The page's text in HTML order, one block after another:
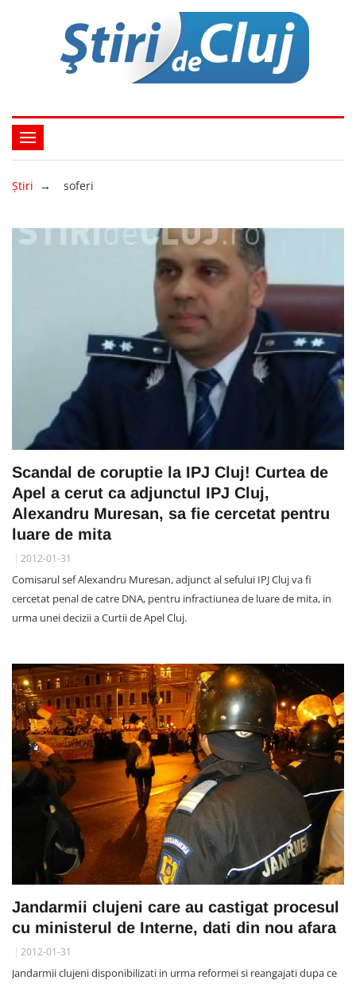
Ştiri → soferi
Scandal de coruptie la IPJ Cluj! Curtea de
Apel a cerut ca adjunctul IPJ Cluj,
Alexandru Muresan, sa fie cercetat pentru
luare de mita
2012-01-31
Comisarul sef Alexandru Muresan, adjunct al sefului IPJ Cluj va fi
cercetat penal de catre DNA, pentru infractiunea de luare de mita, in
urma unei decizii a Curtii de Apel Cluj.
Jandarmii clujeni care au castigat procesul
cu ministerul de Interne, dati din nou afara
2012-01-31
Jandarmii clujeni disponibilizati in urma reformei si reangajati dupa ce